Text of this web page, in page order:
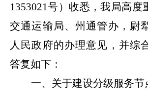
1353021号）收悉，我局高度
交通运输局、州通管办，尉
人民政府的办理意见，并综
答复如下：
一、关于建设分级服务节